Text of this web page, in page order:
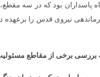
پاسداران بود که در سه
بررسی برخی از مقاطع